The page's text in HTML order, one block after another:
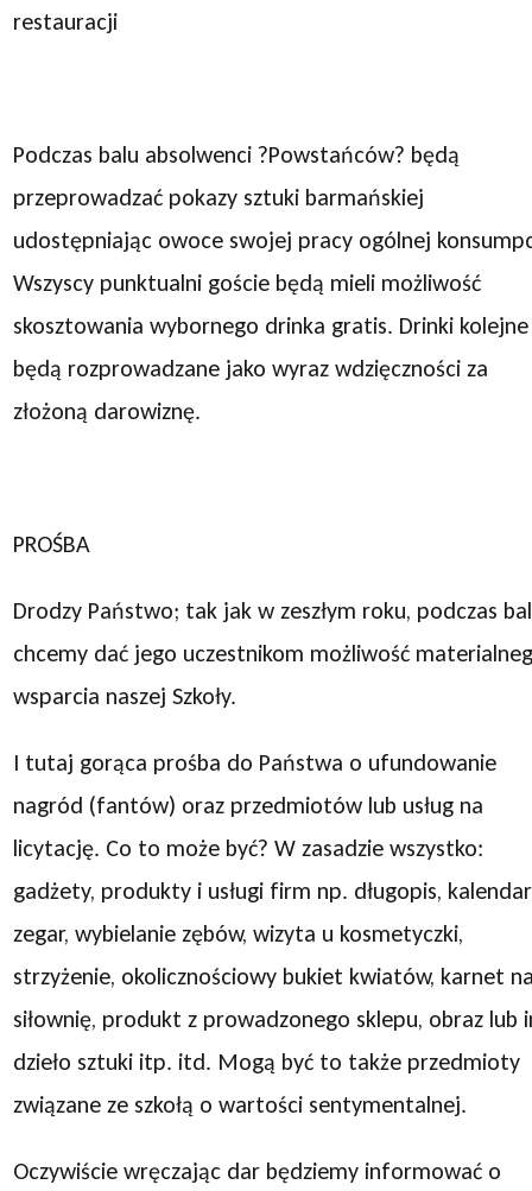
restauracji
Podczas balu absolwenci ?Powstańców? będą
przeprowadzać pokazy sztuki barmańskiej
udostępniając owoce swojej pracy ogólnej
Wszyscy punktualni goście będą mieli możliwość
skosztowania wybornego drinka gratis. Drinki kolejne
będą rozprowadzane jako wyraz wdzięczności za
złożoną darowiznę.
PROŚBA
Drodzy Państwo; tak jak w zeszłym roku, podczas
chcemy dać jego uczestnikom możliwość
wsparcia naszej Szkoły.
I tutaj gorąca prośba do Państwa o ufundowanie
nagród (fantów) oraz przedmiotów lub usług na
licytację. Co to może być? W zasadzie wszystko:
gadżety, produkty i usługi firm np. długopis,
zegar, wybielanie zębów, wizyta u kosmetyczki,
strzyżenie, okolicznościowy bukiet kwiatów, karnet
siłownię, produkt z prowadzonego sklepu, obraz lub
dzieło sztuki itp. itd. Mogą być to także przedmioty
związane ze szkołą o wartości sentymentalnej.
Oczywiście wręczając dar będziemy informować o